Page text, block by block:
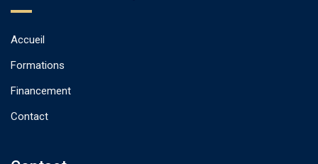
Accueil
Formations
Financement
Contact